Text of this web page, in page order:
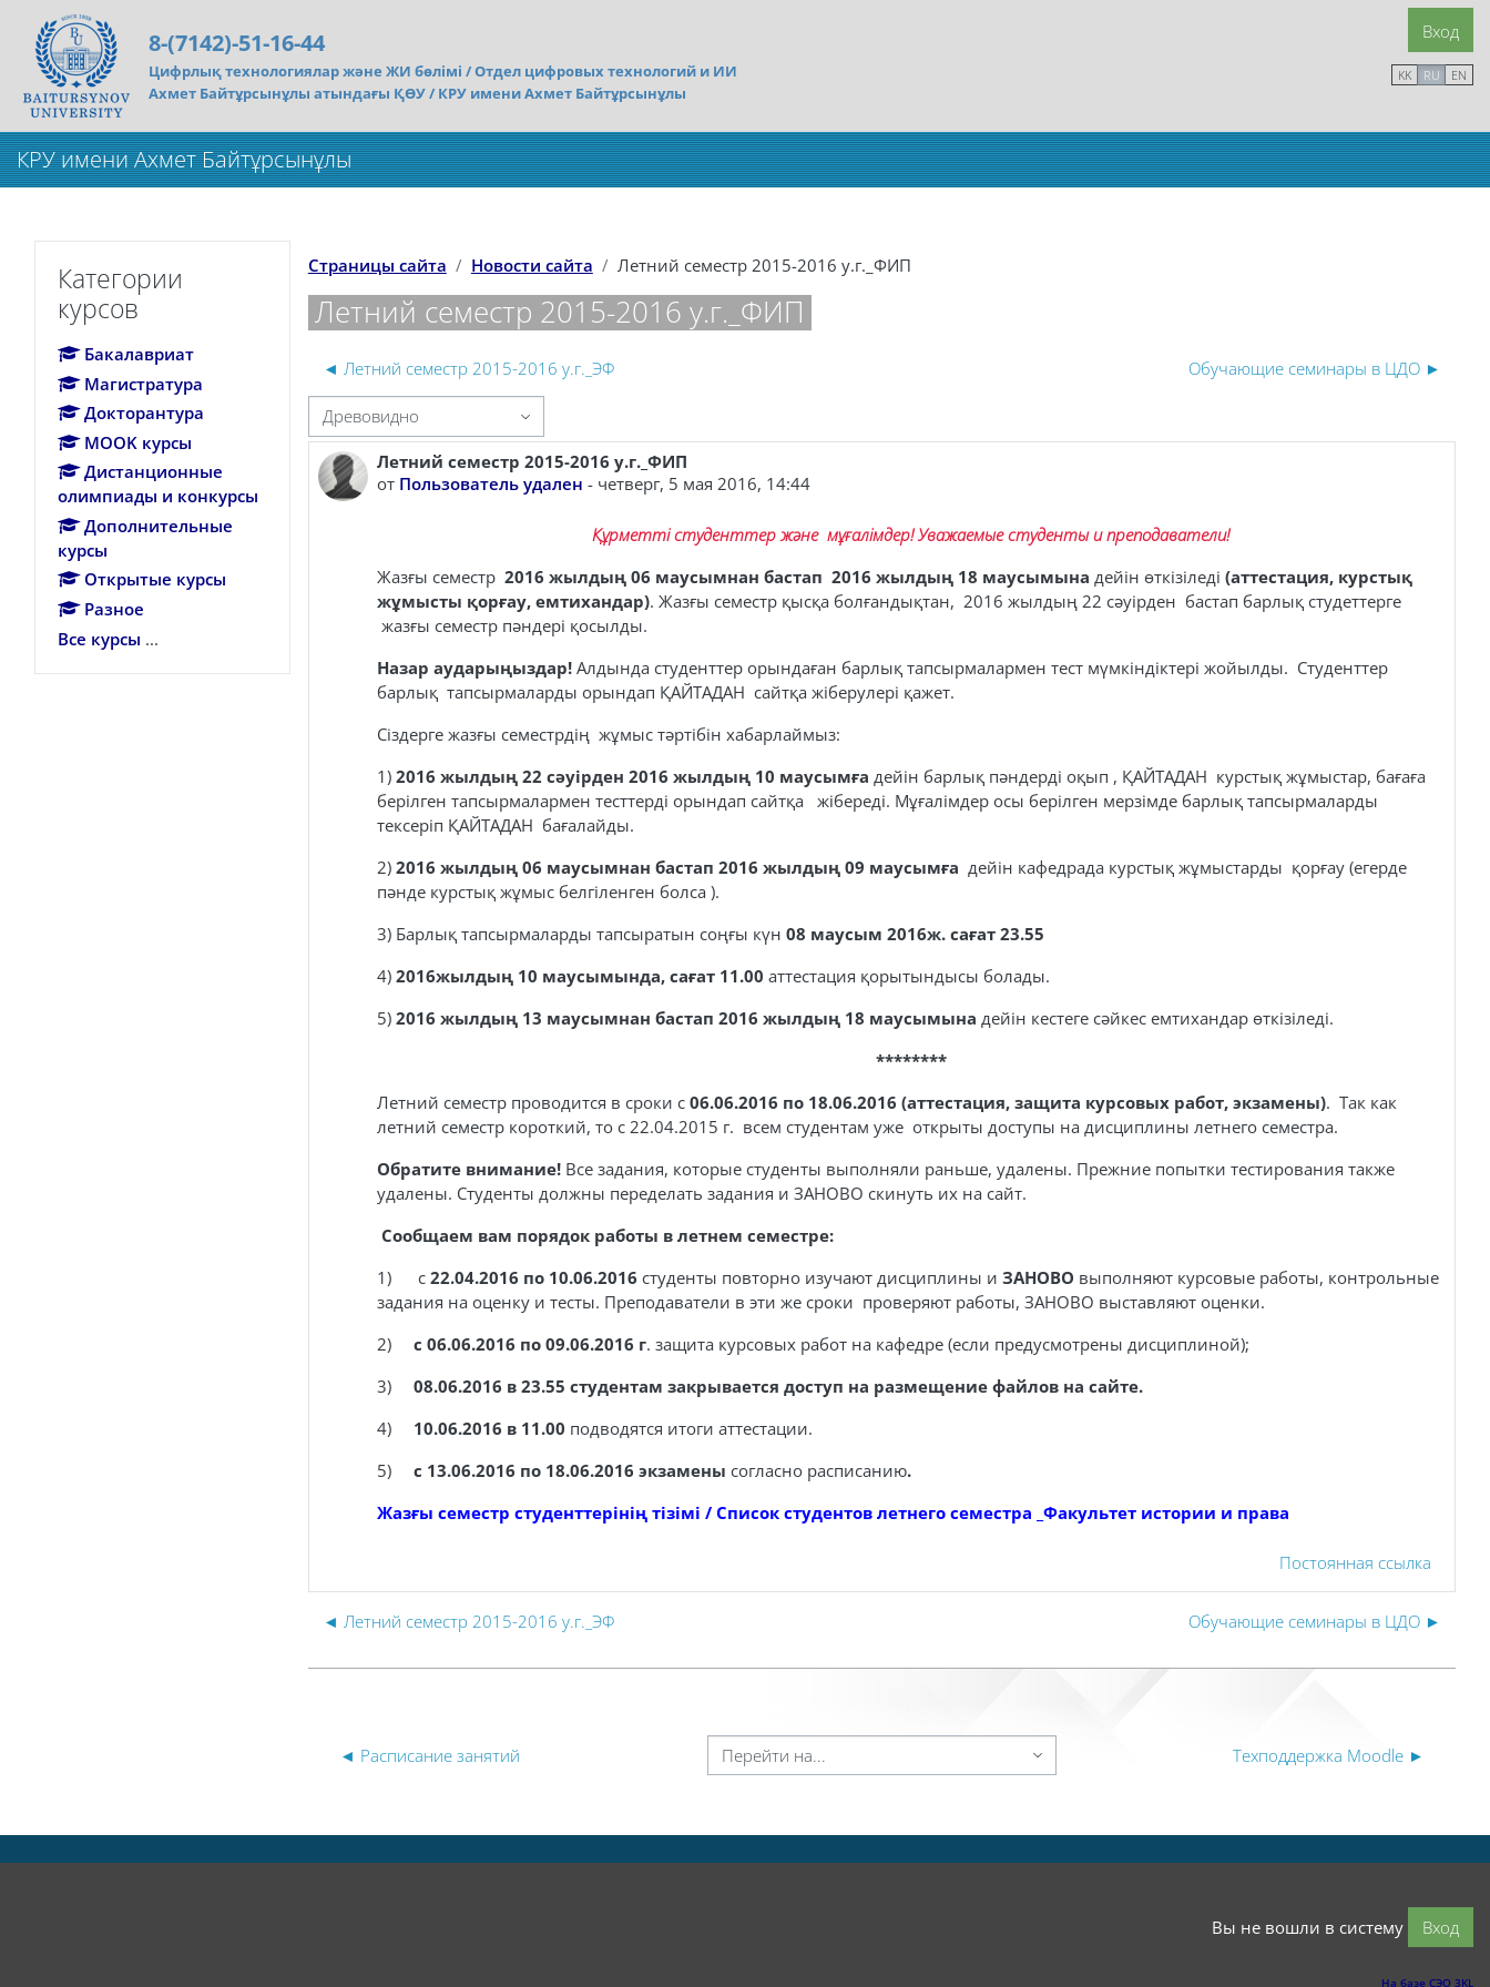
Перейти к основному содержанию
8-(7142)-51-16-44
Цифрлық технологиялар және ЖИ бөлімі /Отдел цифровых технологий и ИИ
Ахмет Байтұрсынұлы атындағы ҚӨУ / КРУ имени Ахмет Байтұрсынұлы
Вход
KK RU EN
КРУ имени Ахмет Байтұрсынұлы
Страницы сайта Новости сайта Летний семестр 2015-2016 у.г._ФИП
Летний семестр 2015-2016 у.г._ФИП
◄ Летний семестр 2015-2016 у.г._ЭФ Обучающие семинары в ЦДО ►
Режим отображения
Летний семестр 2015-2016 у.г._ФИП
от Пользователь удален - четверг, 5 мая 2016, 14:44
Количество ответов: 0
Құрметті студенттер және мұғалімдер!Уважаемые студенты и преподаватели!
Жазғы семестр 2016 жылдың 06 маусымнан бастап 2016 жылдың 18 маусымына дейін өткізіледі (аттестация, курстық
жұмысты қорғау, емтихандар). Жазғы семестр қысқа болғандықтан, 2016 жылдың 22 сәуірден бастап барлық студеттерге
жазғы семестр пәндері қосылды.
Назар аударыңыздар!Алдында студенттер орындаған барлық тапсырмалармен тест мүмкіндіктері жойылды. Студенттер
барлық тапсырмаларды орындап ҚАЙТАДАН сайтқа жіберулері қажет.
Сіздерге жазғы семестрдің жұмыс тәртібін хабарлаймыз:
1) 2016 жылдың 22 сәуірден 2016 жылдың 10 маусымға дейін барлық пәндерді оқып , ҚАЙТАДАН курстық жұмыстар, бағаға
берілген тапсырмалармен тесттерді орындап сайтқа жібереді. Мұғалімдер осы берілген мерзімде барлық тапсырмаларды
тексеріп ҚАЙТАДАН бағалайды.
2) 2016 жылдың 06 маусымнан бастап 2016 жылдың 09 маусымға дейін кафедрада курстық жұмыстарды қорғау (егерде
пәнде курстық жұмыс белгіленген болса ).
3) Барлық тапсырмаларды тапсыратын соңғы күн 08 маусым 2016ж. сағат 23.55
4) 2016жылдың 10 маусымында, сағат 11.00 аттестация қорытындысы болады.
5) 2016 жылдың 13 маусымнан бастап 2016 жылдың 18 маусымына дейін кестеге сәйкес емтихандар өткізіледі.
********
Летний семестр проводится в сроки с 06.06.2016 по 18.06.2016 (аттестация, защита курсовых работ, экзамены). Так как
летний семестр короткий, то с 22.04.201 5 г. всем студентам уже открыты доступы на дисциплины летнего семестра.
Обратите внимание! Все задания, которые студенты выполняли раньше, удалены. Прежние попытки тестирования также
удалены. Студенты должны переделать задания и ЗАНОВО скинуть их на сайт.
Сообщаем вам порядок работы в летнем семестре:
1) с 22.04.2016 по 10.06.2016 студенты повторно изучают дисциплины и ЗАНОВО выполняют курсовые работы, контрольные
задания на оценку и тесты. Преподаватели в эти же сроки проверяют работы, ЗАНОВО выставляют оценки.
2) с 06.06.2016 по 09.06.2016 г. защита курсовых работ на кафедре (если предусмотрены дисциплиной);
3) 08.06.2016 в 23.55 студентам закрывается доступ на размещение файлов на сайте.
4) 10.06.2016 в 11.00 подводятся итоги аттестации.
5) с 13.06.2016 по 18.06.2016 экзамены согласно расписанию.
Жазғы семестр студенттерінің тізімі / Список студентов летнего семестра _Факультет истории и права
Постоянная ссылка
◄ Летний семестр 2015-2016 у.г._ЭФ Обучающие семинары в ЦДО ►
◄ Расписание занятий Перейти на... Техподдержка Moodle ►
Категории
курсов
Бакалавриат
Магистратура
Докторантура
MOOK курсы
Дистанционные
олимпиады и конкурсы
Дополнительные
курсы
Открытые курсы
Разное
Все курсы ...
Вы не вошли в систему Вход
На базе СЭО 3KL